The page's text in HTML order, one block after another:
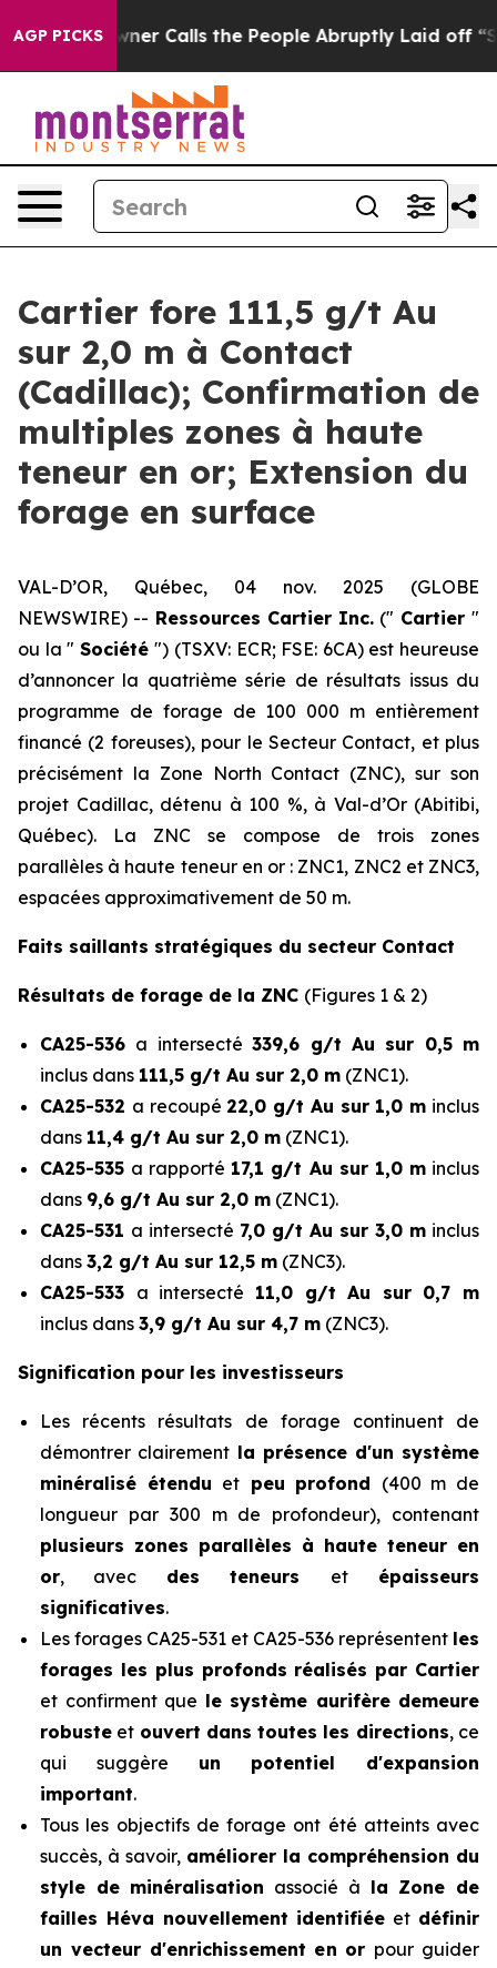
AGP PICKS
Calls the People Abruptly Laid off “Simply a Math
Cartier fore 111,5 g/t Au
sur 2,0 m à Contact
(Cadillac); Confirmation de
multiples zones à haute
teneur en or; Extension du
forage en surface
VAL-D’OR, Québec, 04 nov. 2025 (GLOBE
NEWSWIRE) -- Ressources Cartier Inc. (″ Cartier″
ou la ″ Société″) (TSXV: ECR; FSE: 6CA) est heureuse
d’annoncer la quatrième série de résultats issus du
programme de forage de 100 000 m entièrement
financé (2 foreuses), pour le Secteur Contact, et plus
précisément la Zone North Contact (ZNC), sur son
projet Cadillac, détenu à 100 %, à Val-d’Or (Abitibi,
Québec). La ZNC se compose de trois zones
parallèles à haute teneur en or : ZNC1, ZNC2 et ZNC3,
espacées approximativement de 50 m.
Faits saillants stratégiques du secteur Contact
Résultats de forage de la ZNC (Figures 1 & 2)
CA25-536 a intersecté339,6 g/t Au sur 0,5 m
inclus dans 111,5 g/t Au sur 2,0 m (ZNC1).
CA25-532 a recoupé 22,0 g/t Au sur 1,0 m inclus
dans 11,4 g/t Au sur 2,0 m (ZNC1).
CA25-535 a rapporté 17,1 g/t Au sur 1,0 minclus
dans 9,6 g/t Au sur 2,0 m (ZNC1).
CA25-531 a intersecté 7,0 g/t Au sur 3,0 m inclus
dans 3,2 g/t Au sur 12,5 m (ZNC3).
CA25-533 a intersecté 11,0 g/t Au sur 0,7 m
inclus dans 3,9 g/t Au sur 4,7 m (ZNC3).
Signification pour les investisseurs
Les récents résultats de forage continuent de
démontrer clairement la présence d'un système
minéralisé étendu et peu profond (400 m de
longueur par 300 m de profondeur), contenant
plusieurs zones parallèles à haute teneur en
or, avec des teneurs etépaisseurs
significatives.
Les forages CA25-531 et CA25-536 représentent les
forages les plus profonds réalisés par Cartier
et confirment que le système aurifère demeure
robuste et ouvert dans toutes les directions, ce
qui suggère un potentiel d'expansion
important.
Tous les objectifs de forage ont été atteints avec
succès, à savoir, améliorer la compréhension du
style de minéralisation associé à la Zone de
failles Héva nouvellement identifiée et définir
un vecteur d'enrichissement en or pour guider